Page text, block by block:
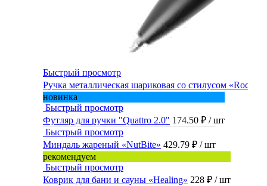
Быстрый просмотр
Ручка металлическая шариковая со стилусом «Rocky»
новинка
Быстрый просмотр
Футляр для ручки "Quattro 2.0" 174.50 ₽ / шт
Быстрый просмотр
Миндаль жареный «NutBite» 429.79 ₽ / шт
рекомендуем
Быстрый просмотр
Коврик для бани и сауны «Healing» 228 ₽ / шт